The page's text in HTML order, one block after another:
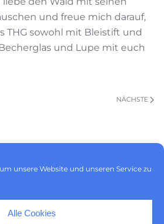
unsere Website und unseren Service zu
Alle Cookies
und freue mich darauf,
THG sowohl mit Bleistift und
und Lupe mit euch
NÄCHSTE